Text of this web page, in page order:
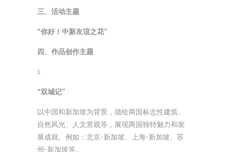
三、活动主题
“你好！中新友谊之花”
四、作品创作主题
1
“双城记”
以中国和新加坡为背景，描绘两国标志性建筑、
自然风光、人文景观等，展现两国独特魅力和发
展成就。例如：北京-新加坡、上海-新加坡、苏
州-新加坡等。